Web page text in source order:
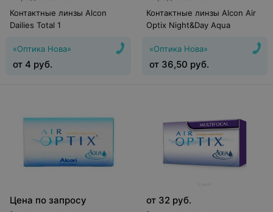
Контактные линзы Alcon
Dailies Total 1
«Оптика Нова»
от 4 руб.
Контактные линзы Alcon Air
Optix Night&Day Aqua
«Оптика Нова»
от 36,50 руб.
Цена по запросу от 32 руб.